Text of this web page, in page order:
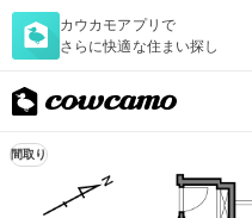
カウカモアプリで
さらに快適な住まい探し
間取り